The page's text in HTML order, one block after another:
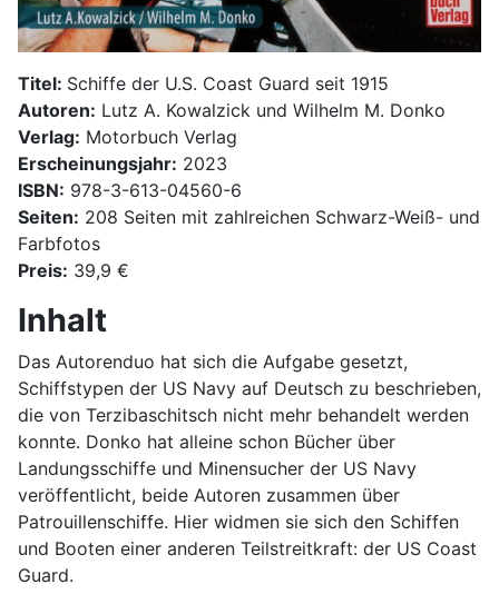
Titel: Schiffe der U.S. Coast Guard seit 1915
Autoren: Lutz A. Kowalzick und Wilhelm M. Donko
Verlag: Motorbuch Verlag
Erscheinungsjahr: 2023
ISBN: 978-3-613-04560-6
Seiten: 208 Seiten mit zahlreichen Schwarz-Weiß- und
Farbfotos
Preis: 39,9 €
Inhalt
Das Autorenduo hat sich die Aufgabe gesetzt,
Schiffstypen der US Navy auf Deutsch zu beschrieben,
die von Terzibaschitsch nicht mehr behandelt werden
konnte. Donko hat alleine schon Bücher über
Landungsschiffe und Minensucher der US Navy
veröffentlicht, beide Autoren zusammen über
Patrouillenschiffe. Hier widmen sie sich den Schiffen
und Booten einer anderen Teilstreitkraft: der US Coast
Guard.